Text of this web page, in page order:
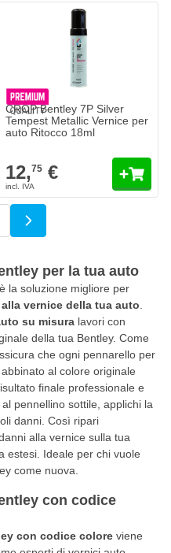
CROP Bentley 7P Silver
Tempest Metallic Vernice per
auto Ritocco 18ml
12,75 €
stai leggendo la
per la tua auto
è la soluzione migliore per
vernice della tua auto
su misura lavori con
della tua Bentley. Come
che ogni pennarello per
al colore originale
finale professionale e
pennellino sottile, applichi la
danni. Così ripari
alla vernice sulla tua
estesi. Ideale per chi vuole
come nuova.
con codice
con codice colore viene